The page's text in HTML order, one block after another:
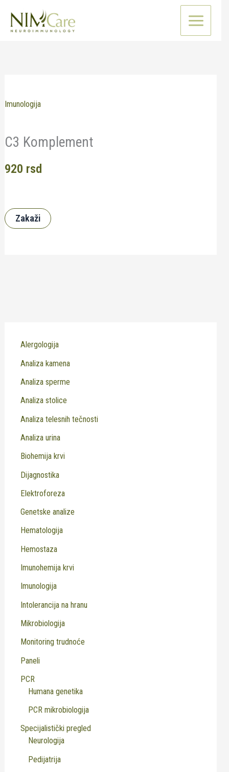
Imunologija
C3 Komplement
920 rsd
Zakaži
Alergologija
Analiza kamena
Analiza sperme
Analiza stolice
Analiza telesnih tečnosti
Analiza urina
Biohemija krvi
Dijagnostika
Elektroforeza
Genetske analize
Hematologija
Hemostaza
Imunohemija krvi
Imunologija
Intolerancija na hranu
Mikrobiologija
Monitoring trudnoće
Paneli
PCR
Humana genetika
PCR mikrobiologija
Specijalistički pregled
Neurologija
Pedijatrija